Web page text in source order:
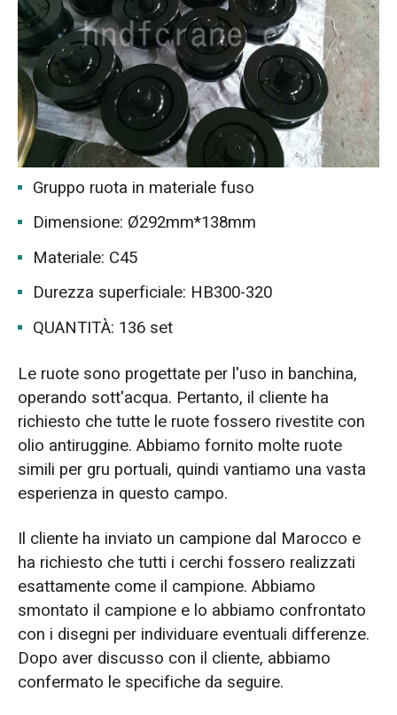
Gruppo ruota in materiale fuso
Dimensione: Ø292mm*138mm
Materiale: C45
Durezza superficiale: HB300-320
QUANTITÀ: 136 set
Le ruote sono progettate per l'uso in banchina,
operando sott'acqua. Pertanto, il cliente ha
richiesto che tutte le ruote fossero rivestite con
olio antiruggine. Abbiamo fornito molte ruote
simili per gru portuali, quindi vantiamo una vasta
esperienza in questo campo.
Il cliente ha inviato un campione dal Marocco e
ha richiesto che tutti i cerchi fossero realizzati
esattamente come il campione. Abbiamo
smontato il campione e lo abbiamo confrontato
con i disegni per individuare eventuali differenze.
Dopo aver discusso con il cliente, abbiamo
confermato le specifiche da seguire.